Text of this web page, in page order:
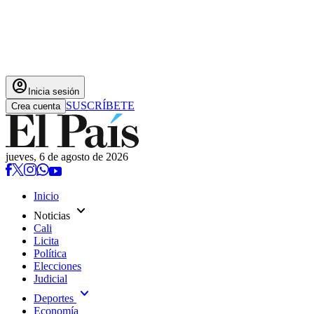
account_circle Inicia sesión
Crea cuenta SUSCRÍBETE
jueves, 6 de agosto de 2026
Inicio
Noticias expand_more
Cali
Licita
Política
Elecciones
Judicial
Deportes expand_more
Economía